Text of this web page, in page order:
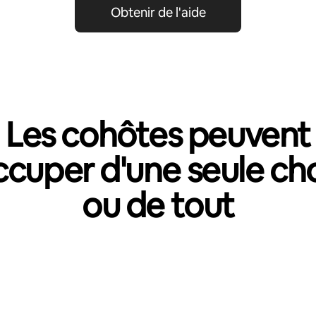
Obtenir de l'aide
Les cohôtes peuvent
d'une seule
ou de tout